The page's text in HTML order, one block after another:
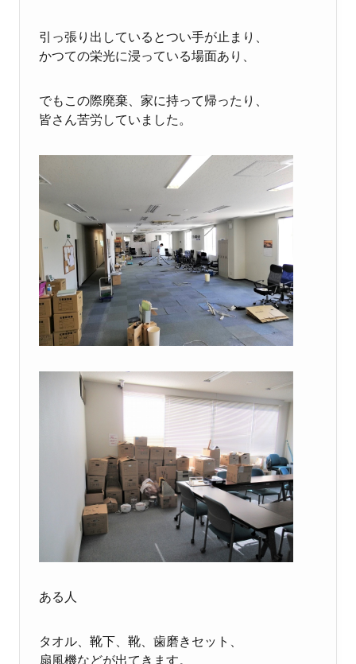
引っ張り出しているとつい手が止まり、
かつての栄光に浸っている場面あり、
でもこの際廃棄、家に持って帰ったり、
皆さん苦労していました。
ある人
タオル、靴下、靴、歯磨きセット、
扇風機などが出てきます。